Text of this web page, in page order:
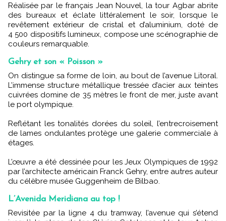
Réalisée par le français Jean Nouvel, la tour Agbar abrite
des bureaux et éclate littéralement le soir, lorsque le
revêtement extérieur de cristal et d’aluminium, doté de
4 500 dispositifs lumineux, compose une scénographie de
couleurs remarquable.
Gehry et son « Poisson »
On distingue sa forme de loin, au bout de l’avenue Litoral.
L’immense structure métallique tressée d’acier aux teintes
cuivrées domine de 35 mètres le front de mer, juste avant
le port olympique.
Reflétant les tonalités dorées du soleil, l’entrecroisement
de lames ondulantes protège une galerie commerciale à
étages.
L’œuvre a été dessinée pour les Jeux Olympiques de 1992
par l’architecte américain Franck Gehry, entre autres auteur
du célèbre musée Guggenheim de Bilbao.
L’Avenida Meridiana au top !
Revisitée par la ligne 4 du tramway, l’avenue qui s’étend